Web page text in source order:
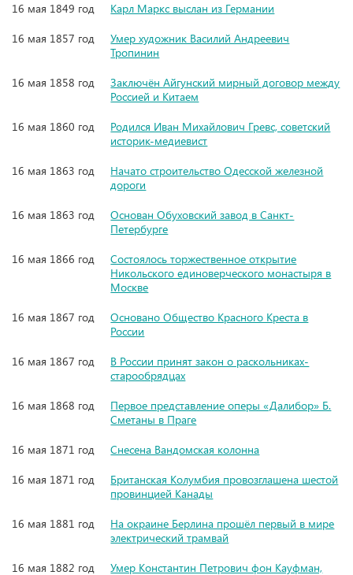
16 мая 1849 год
Карл Маркс выслан из Германии
16 мая 1857 год
Умер художник Василий Андреевич
Тропинин
16 мая 1858 год
Заключён Айгунский мирный договор между
Россией и Китаем
16 мая 1860 год
Родился Иван Михайлович Гревс, советский
историк-медиевист
16 мая 1863 год
Начато строительство Одесской железной
дороги
16 мая 1863 год
Основан Обуховский завод в Санкт-
Петербурге
16 мая 1866 год
Состоялось торжественное открытие
Никольского единоверческого монастыря в
Москве
16 мая 1867 год
Основано Общество Красного Креста в
России
16 мая 1867 год
В России принят закон о раскольниках-
старообрядцах
16 мая 1868 год
Первое представление оперы «Далибор» Б.
Сметаны в Праге
16 мая 1871 год
Снесена Вандомская колонна
16 мая 1871 год
Британская Колумбия провозглашена шестой
провинцией Канады
16 мая 1881 год
На окраине Берлина прошёл первый в мире
электрический трамвай
16 мая 1882 год
Умер Константин Петрович фон Кауфман,